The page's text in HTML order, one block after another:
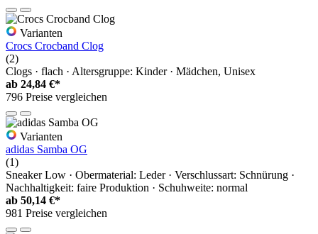
Varianten
Crocs Crocband Clog
(2)
Clogs · flach · Altersgruppe: Kinder · Mädchen, Unisex
ab 24,84 €*
796 Preise vergleichen
Varianten
adidas Samba OG
(1)
Sneaker Low · Obermaterial: Leder · Verschlussart: Schnürung ·
Nachhaltigkeit: faire Produktion · Schuhweite: normal
ab 50,14 €*
981 Preise vergleichen